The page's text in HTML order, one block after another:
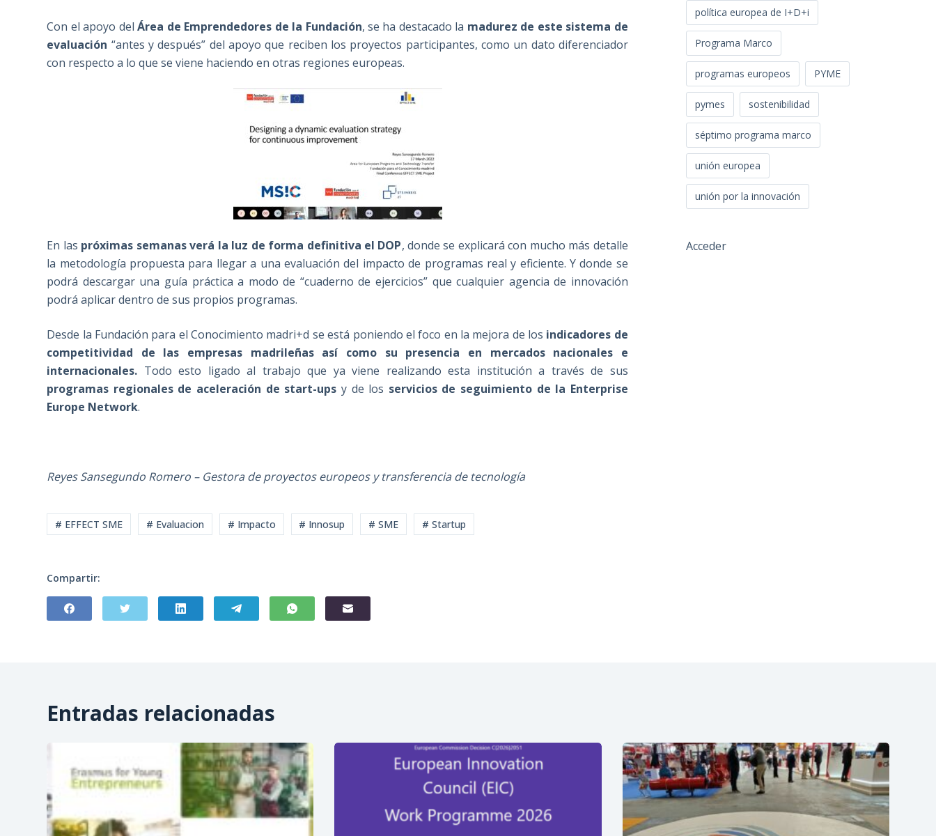
Con el apoyo delÁrea de Emprendedores de la Fundación, se ha destacado la madurez de este sistema de
evaluación “antes y después” del apoyo que reciben los proyectos participantes, como un dato diferenciador
con respecto a lo que se viene haciendo en otras regiones europeas.
En las próximas semanas verá la luz de forma definitiva el DOP, donde se explicará con mucho más detalle
la metodología propuesta para llegar a una evaluación del impacto de programas real y eficiente. Y donde se
podrá descargar una guía práctica a modo de “cuaderno de ejercicios” que cualquier agencia de innovación
podrá aplicar dentro de sus propios programas.
Desde la Fundación para el Conocimiento madri+d se está poniendo el foco en la mejora de los indicadores de
competitividad de las empresas madrileñas así como su presencia en mercados nacionales e
internacionales. Todo esto ligado al trabajo que ya viene realizando esta institución a través de sus
programas regionales de aceleración de start-ups y de los servicios de seguimiento de la Enterprise
Europe Network.
Reyes Sansegundo Romero – Gestora de proyectos europeos y transferencia de tecnología
# EFFECT SME # Evaluacion # Impacto # Innosup # SME # Startup
Compartir:
política europea de I+D+i
Programa Marco
programas europeos PYME
pymes sostenibilidad
séptimo programa marco
unión europea
unión por la innovación
Acceder
Entradas relacionadas